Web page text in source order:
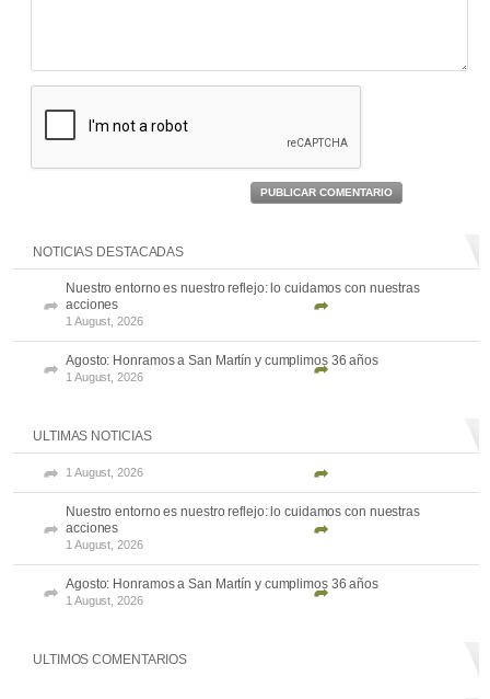
PUBLICAR COMENTARIO
NOTICIAS DESTACADAS
Nuestro entorno es nuestro reflejo: lo cuidamos con nuestras
acciones
1 August, 2026
Agosto: Honramos a San Martín y cumplimos 36 años
1 August, 2026
ULTIMAS NOTICIAS
1 August, 2026
Nuestro entorno es nuestro reflejo: lo cuidamos con nuestras
acciones
1 August, 2026
Agosto: Honramos a San Martín y cumplimos 36 años
1 August, 2026
ULTIMOS COMENTARIOS